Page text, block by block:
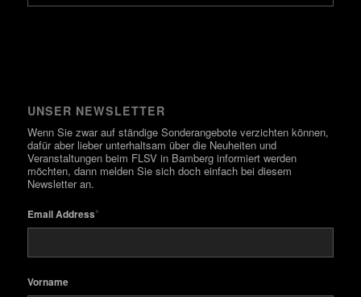
UNSER NEWSLETTER
Wenn Sie zwar auf ständige Sonderangebote verzichten können,
dafür aber lieber unterhaltsam über die Neuheiten und
Veranstaltungen beim FLSV in Bamberg informiert werden
möchten, dann melden Sie sich doch einfach bei diesem
Newsletter an.
Email Address*
Vorname